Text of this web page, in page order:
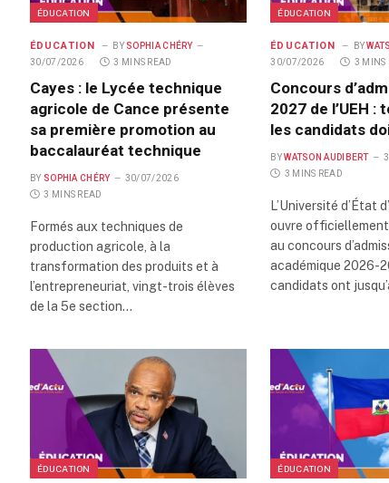
ÉDUCATION
ÉDUCATION BY SOPHIA CHÉRY
30/07/2026
3 MINS READ
Cayes : le Lycée technique
agricole de Cance présente
sa première promotion au
baccalauréat technique
BY SOPHIA CHÉRY
30/07/2026
3 MINS READ
Formés aux techniques de
production agricole, à la
transformation des produits et à
l’entrepreneuriat, vingt-trois élèves
de la 5e section…
ÉDUCATION
ÉDUCATION BY
30/07/2026
3 MINS
Concours
2027 de l’UEH :
les candidats
BY WATSON AUDIBERT
3 MINS READ
L’Université d’État
ouvre
au concours
académique 2026-
candidats ont
ÉDUCATION ÉDUCATION